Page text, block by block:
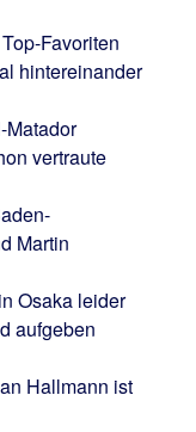
Favoriten
hintereinander
Matador
vertraute
Martin
Osaka leider
aufgeben
Hallmann ist